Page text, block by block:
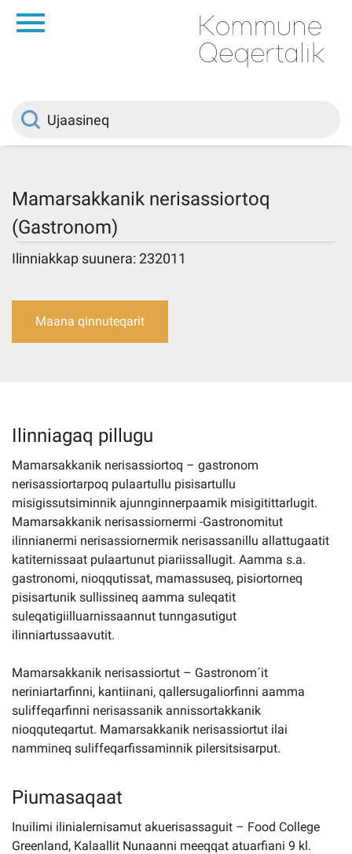
Innuttaasunut
Kommuni pillugu
Atorfiit
Pilersaarutinut isaavik
Piffissamik inniminniineq
Mamarsakkanik nerisassiortoq
(Gastronom)
Ilinniakkap suunera: 232011
Maana qinnuteqarit
Ilinniagaq pillugu
Mamarsakkanik nerisassiortoq – gastronom
nerisassiortarpoq pulaartullu pisisartullu
misigissutsiminnik ajunnginnerpaamik misigitittarlugit.
Mamarsakkanik nerisassiornermi -Gastronomitut
ilinnianermi nerisassiornermik nerisassanillu allattugaatit
katiternissaat pulaartunut piariissallugit. Aamma s.a.
gastronomi, nioqqutissat, mamassuseq, pisiortorneq
pisisartunik sullissineq aamma suleqatit
suleqatigiilluarnissaannut tunngasutigut
ilinniartussaavutit.
Mamarsakkanik nerisassiortut – Gastronom´it
neriniartarfinni, kantiinani, qallersugaliorfinni aamma
suliffeqarfinni nerisassanik annissortakkanik
nioqquteqartut. Mamarsakkanik nerisassiortut ilai
nammineq suliffeqarfissaminnik pilersitsisarput.
Piumasaqaat
Inuilimi ilinialernisamut akuerisassaguit – Food College
Greenland, Kalaallit Nunaanni meeqqat atuarfiani 9 kl.